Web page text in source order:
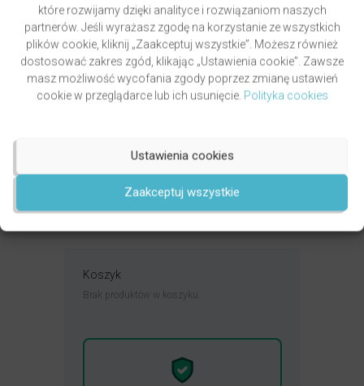
które rozwijamy dzięki analityce i rozwiązaniom naszych
partnerów. Jeśli wyrażasz zgodę na korzystanie ze wszystkich
plików cookie, kliknij „Zaakceptuj wszystkie”. Możesz również
dostosować zakres zgód, klikając „Ustawienia cookie”. Zawsze
masz możliwość wycofania zgody poprzez zmianę ustawień
cookie w przeglądarce lub ich usunięcie. Polityka cookies
Zaakceptuj wszystkie
Ustawienia cookies
PAWLUKIEWICZ | BECZ I DZWOŃ DZWONECZKIEM
Koszyk
Brak produktów w koszyku.